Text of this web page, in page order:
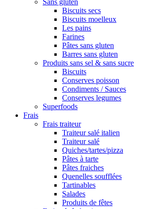
Sans gluten
Biscuits secs
Biscuits moelleux
Les pains
Farines
Pâtes sans gluten
Barres sans gluten
Produits sans sel & sans sucre
Biscuits
Conserves poisson
Condiments / Sauces
Conserves legumes
Superfoods
Frais
Frais traiteur
Traiteur salé italien
Traiteur salé
Quiches/tartes/pizza
Pâtes à tarte
Pâtes fraiches
Quenelles soufflées
Tartinables
Salades
Produits de fêtes